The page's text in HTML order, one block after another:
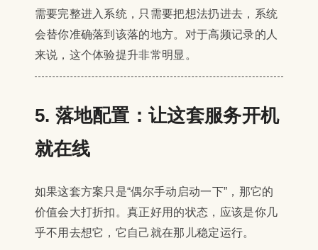
需要完整进入系统，只需要把想法扔进去，系统
会替你准确落到该落的地方。对于高频记录的人
来说，这个体验提升非常明显。
5. 落地配置：让这套服务开机
就在线
如果这套方案只是“偶尔手动启动一下”，那它的
价值会大打折扣。真正好用的状态，应该是你几
乎不用去想它，它自己就在那儿稳定运行。